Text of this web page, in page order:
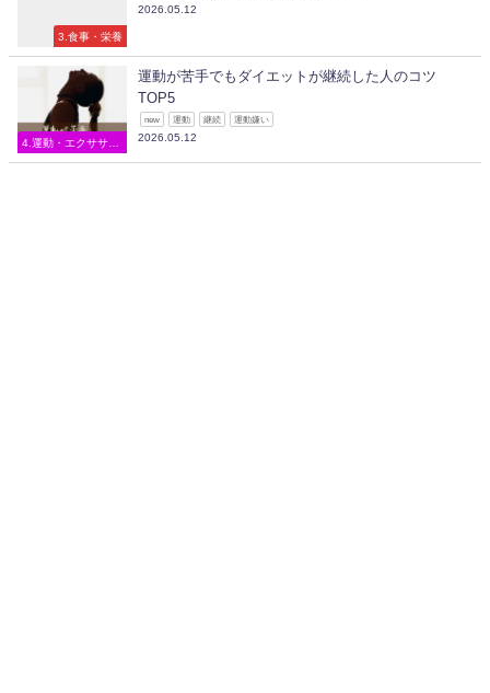
3.食事・栄養
2026.05.12
4.運動・エクササイ
運動が苦手でもダイエットが継続した人のコツ
TOP5
new 運動 継続 運動嫌い
2026.05.12